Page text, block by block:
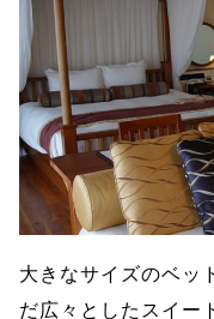
大きなサイズのベッ
だ広々としたスイー